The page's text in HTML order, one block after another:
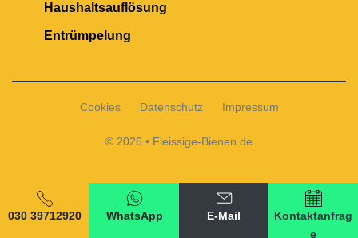
‎030 39712920 WhatsApp E-Mail
Kontaktanfrag
e
Haushaltsauflösung
Entrümpelung
Cookies Datenschutz Impressum
© 2026 • Fleissige-Bienen.de